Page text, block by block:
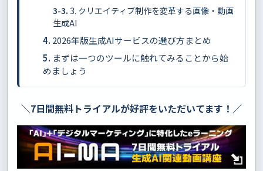
3. クリエイティブ制作を変革する画像・動画
生成AI
2026年版生成AIサービスの選び方まとめ
まずは一つのツールに触れてみることから始
めましょう
＼7日間無料トライアルが好評をいただいてます！／